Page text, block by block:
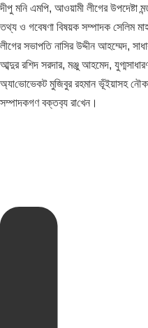
দীপু মনি এমপি, আওয়ামী লীগের উপদেষ্টা
তথ্য ও গবেষণা বিষয়ক সম্পাদক সেলিম
লীগের সভাপতি নাসির উদ্দীন আহম্মেদ,
আব্দুর রশিদ সরদার, মঞ্জু আহমেদ,
অ‌্যা‌ভোভেকট মুজিবুর রহমান ভূঁইয়াসহ নৌকা
সম্পাদকগণ বক্তব‌্য রা‌খেন।